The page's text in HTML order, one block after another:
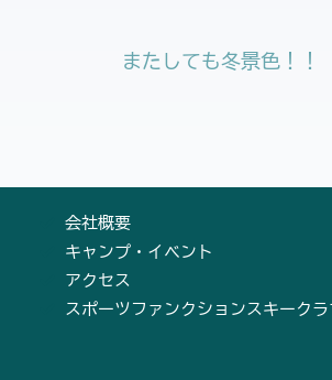
またしても冬景色！
会社概要
キャンプ・イベント
アクセス
スポーツファンクションスキークラ